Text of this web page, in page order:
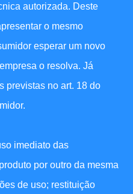
autorizada. Deste
o mesmo
esperar um novo
o resolva. Já
previstas no art. 18 do
imediato das
por outro da mesma
de uso; restituição